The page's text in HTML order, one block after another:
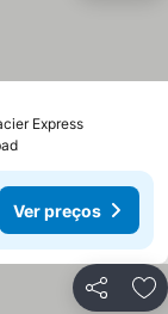
ExpressVer
Ver preços
Partilhar